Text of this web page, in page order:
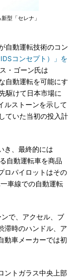
型「セレナ」
自動運転技術のコン
コンセプト）」を
・ゴーン氏は
自動運転を可能にす
駆けて日本市場に
ルストーンを示して
ていた当初の投入計
き、最終的には
自動運転車を商品
ロパイロットはその
車線での自動運転
で、アクセル、ブ
滞時のハンドル、ア
動車メーカーでは初
ントガラス中央上部